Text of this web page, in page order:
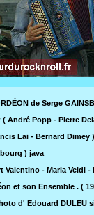
de Serge
( André Popp - Pierre
Lai - Bernard Dimey
) java
Valentino - Maria Veldi
et son Ensemble . (
d' Edouard DULEU